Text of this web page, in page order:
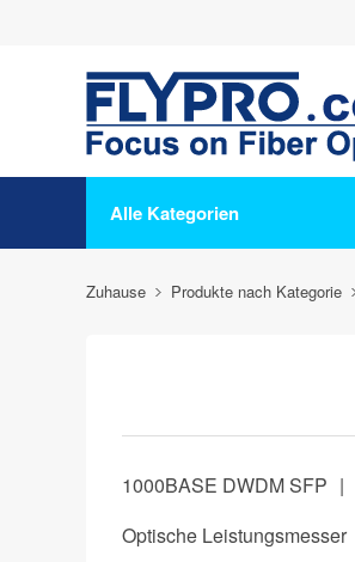
Alle Kategorien
Zuhause Produkte nach Kategorie
1000BASE DWDM SFP |
Optische Leistungsmesser